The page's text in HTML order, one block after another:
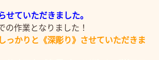
せていただきました。
の作業となりました！
っかりと《深彫り》させていただきま